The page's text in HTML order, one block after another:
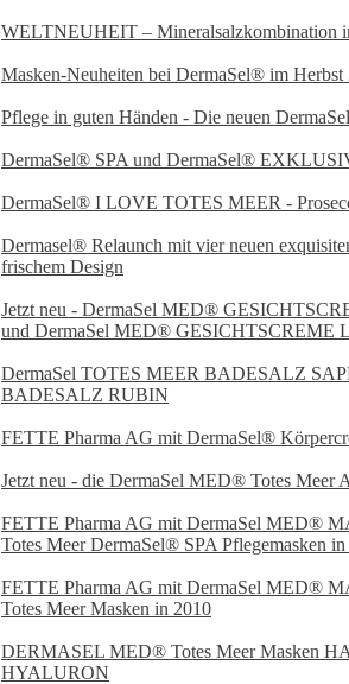
WELTNEUHEIT – Mineralsalzkombination
Masken-Neuheiten bei DermaSel® im Herbst
Pflege in guten Händen - Die neuen
DermaSel® SPA und DermaSel®
DermaSel® I LOVE TOTES MEER -
Dermasel® Relaunch mit vier neuen
frischem Design
Jetzt neu - DermaSel MED®
und DermaSel MED® GESICHTSCREME
DermaSel TOTES MEER BADESALZ
BADESALZ RUBIN
FETTE Pharma AG mit DermaSel®
Jetzt neu - die DermaSel MED® Totes Meer
FETTE Pharma AG mit DermaSel MED®
Totes Meer DermaSel® SPA Pflegemasken
FETTE Pharma AG mit DermaSel MED®
Totes Meer Masken in 2010
DERMASEL MED® Totes Meer Masken
HYALURON